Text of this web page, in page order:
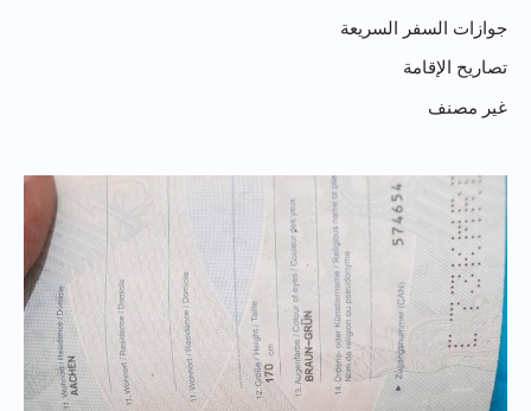
جوازات السفر السريعة
تصاريح الإقامة
غير مصنف